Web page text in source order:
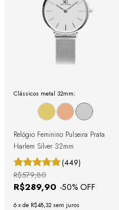
Clássicos metal 32mm:
Relógio Feminino Pulseira Prata
Harlem Silver 32mm
(449)
R$289,90 -50% OFF
R$579,80
6 x de R$48,32 sem juros